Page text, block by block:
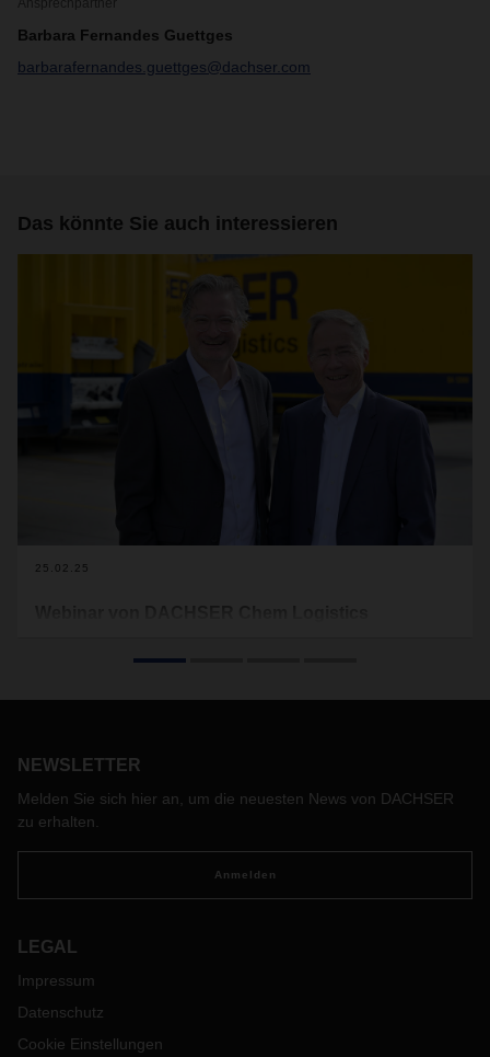
Ansprechpartner
Barbara Fernandes Guettges
barbarafernandes.guettges@dachser.com
Das könnte Sie auch interessieren
25.02.25
Bewegung»
Die Chemiebranche steht vor tiefgreifenden Veränderungen.
der Logistik neue Strategien. Das Webinar „Chemielogistik in
Bewegung“ am 3. April 2025 um 15.00 Uhr stellt die
wichtigsten Erkenntnisse einer aktuellen Studie zur Thematik
NEWSLETTER
Melden Sie sich hier an, um die neuesten News von DACHSER
zu erhalten.
Anmelden
LEGAL
Impressum
Datenschutz
Cookie Einstellungen